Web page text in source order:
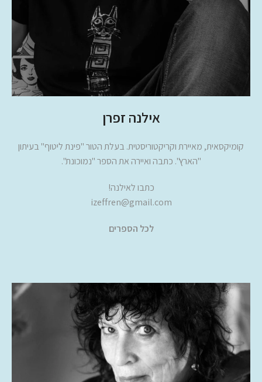
אילנה זפרן
קומיקסאית, מאיירת וקריקטוריסטית. בעלת הטור "פינת ליטוף" בעיתון
"הארץ". כתבה ואיירה את הספר "נמוכונת".
כתבו לאילנה!
izeffren@gmail.com
לכל הספרים